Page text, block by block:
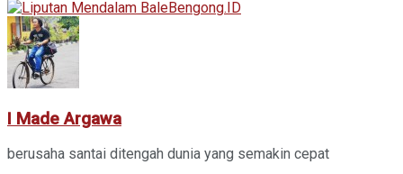
I Made Argawa
berusaha santai ditengah dunia yang semakin cepat